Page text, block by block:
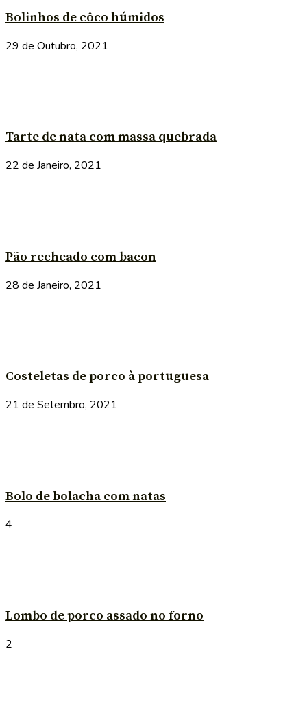
Bolinhos de côco húmidos
29 de Outubro, 2021
Tarte de nata com massa quebrada
22 de Janeiro, 2021
Pão recheado com bacon
28 de Janeiro, 2021
Costeletas de porco à portuguesa
21 de Setembro, 2021
Bolo de bolacha com natas
4
Lombo de porco assado no forno
2